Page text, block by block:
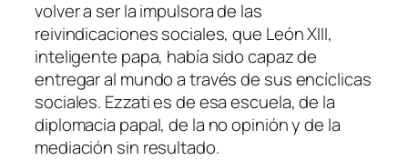
volver a ser la impulsora de las
reivindicaciones sociales, que León XIII,
inteligente papa, había sido capaz de
entregar al mundo a través de sus encíclicas
sociales. Ezzati es de esa escuela, de la
diplomacia papal, de la no opinión y de la
mediación sin resultado.